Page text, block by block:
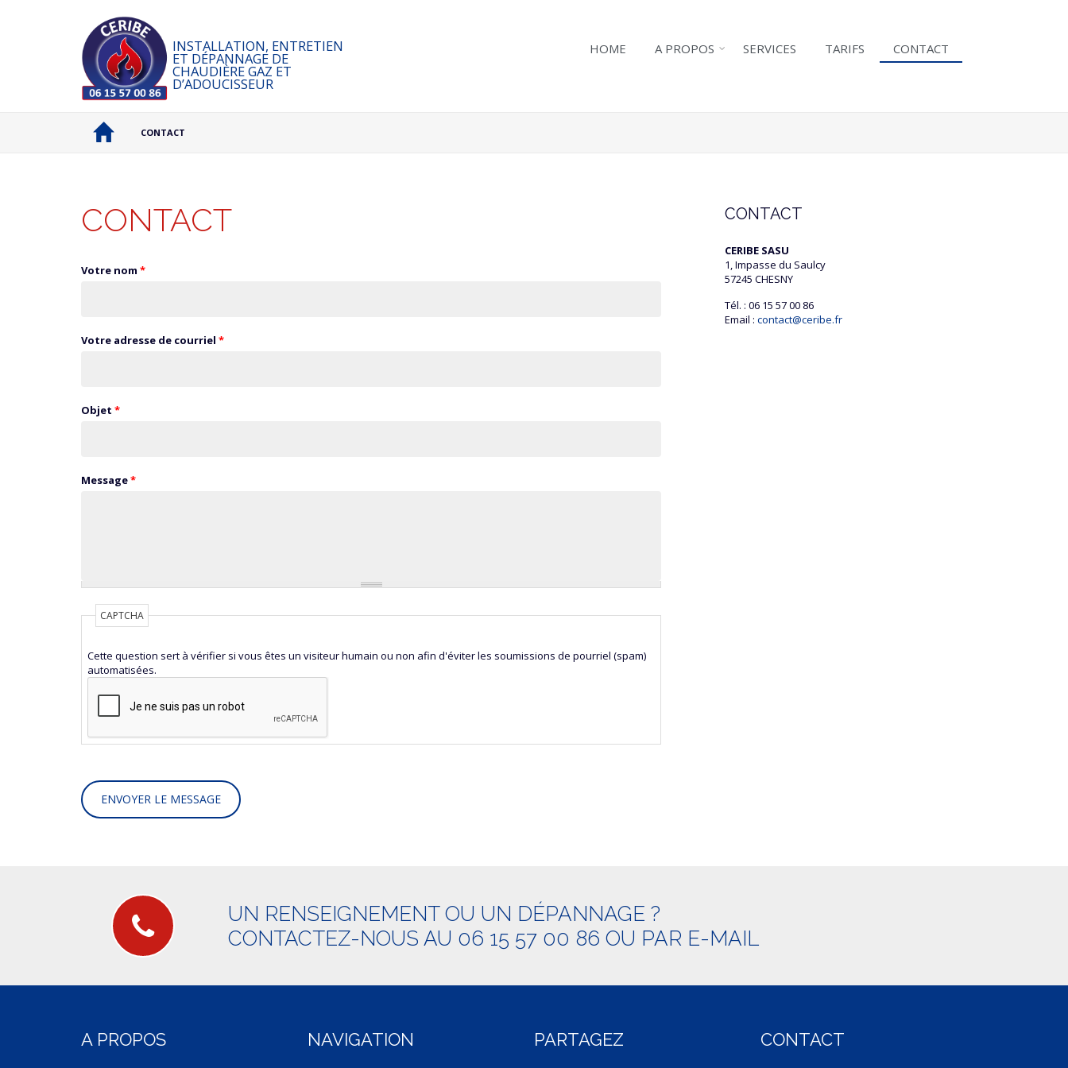
INSTALLATION, ENTRETIEN
ET DÉPANNAGE DE
CHAUDIÈRE GAZ ET
D’ADOUCISSEUR
HOME A PROPOS» SERVICES TARIFS CONTACT
CONTACT
CONTACT
Votre nom *
Votre adresse de courriel *
Objet *
Message*
CAPTCHA
Cette question sert à vérifier si vous êtes un visiteur humain ou non afin d'éviter les soumissions de pourriel (spam)
automatisées.
CONTACT
CERIBE SASU
1, Impasse du Saulcy
57245 CHESNY
Tél. : 06 15 57 00 86
Email : contact@ceribe.fr
UN RENSEIGNEMENT OU UN DÉPANNAGE ?
CONTACTEZ-NOUS AU 06 15 57 00 86 OU PAR E-MAIL
A PROPOS NAVIGATION PARTAGEZ CONTACT